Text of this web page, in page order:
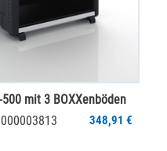
mit 3 BOXXenböden
348,91 €